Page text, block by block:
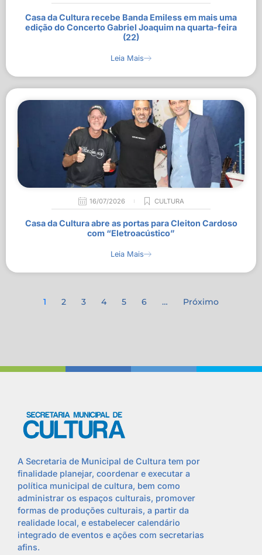
Casa da Cultura recebe Banda Emiless em mais uma
edição do Concerto Gabriel Joaquim na quarta-feira
(22)
Leia Mais
16/07/2026 CULTURA
Casa da Cultura abre as portas para Cleiton Cardoso
com “Eletroacústico”
Leia Mais
1 2 3 4 5 6 … Próximo
A Secretaria de Municipal de Cultura tem por
finalidade planejar, coordenar e executar a
política municipal de cultura, bem como
administrar os espaços culturais, promover
formas de produções culturais, a partir da
realidade local, e estabelecer calendário
integrado de eventos e ações com secretarias
afins.